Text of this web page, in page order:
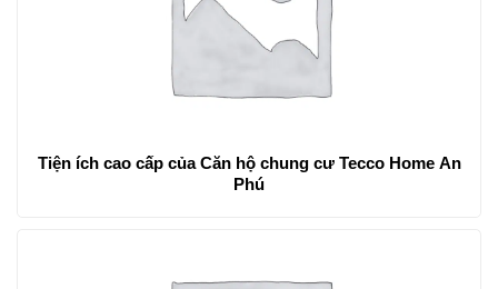
Tiện ích cao cấp của Căn hộ chung cư Tecco Home An
Phú